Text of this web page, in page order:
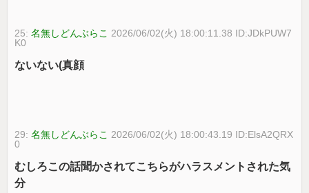
25:名無しどんぶらこ 2026/06/02(火) 18:00:11.38 ID:JDkPUW7
K0
ないない(真顔
29:名無しどんぶらこ 2026/06/02(火) 18:00:43.19 ID:ElsA2QRX
0
むしろこの話聞かされてこちらがハラスメントされた気
分